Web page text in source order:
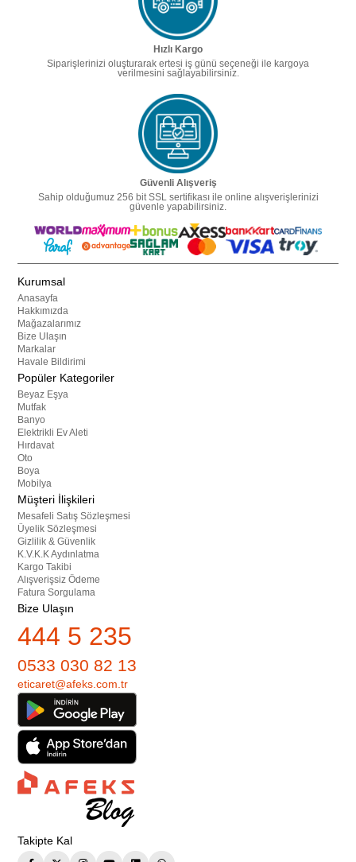
Hızlı Kargo
Siparişlerinizi oluşturarak ertesi iş günü seçeneği ile kargoya
verilmesini sağlayabilirsiniz.
Güvenli Alışveriş
Sahip olduğumuz 256 bit SSL sertifikası ile online alışverişlerinizi
güvenle yapabilirsiniz.
Kurumsal
Anasayfa
Hakkımızda
Mağazalarımız
Bize Ulaşın
Markalar
Havale Bildirimi
Popüler Kategoriler
Beyaz Eşya
Mutfak
Banyo
Elektrikli Ev Aleti
Hırdavat
Oto
Boya
Mobilya
Müşteri İlişkileri
Mesafeli Satış Sözleşmesi
Üyelik Sözleşmesi
Gizlilik & Güvenlik
K.V.K.K Aydınlatma
Kargo Takibi
Alışverişsiz Ödeme
Fatura Sorgulama
Bize Ulaşın
444 5 235
0533 030 82 13
eticaret@afeks.com.tr
Takipte Kal